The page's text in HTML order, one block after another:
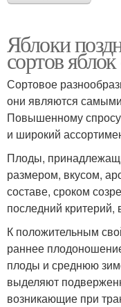
Яблоки
сортов
Сортовое
они являются
Повышенному спросу
и широкий
Плоды,
размером, вкусом,
составе, сроком
последний
К положительным
раннее
плоды и среднюю
выделяют
возникающие при